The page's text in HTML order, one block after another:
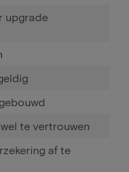
upgrade
te vertrouwen
af te